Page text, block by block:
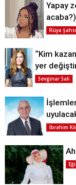
Yapay
acaba?)
Rüya
“Kim
yer
Sevginar Sali
İbrahim